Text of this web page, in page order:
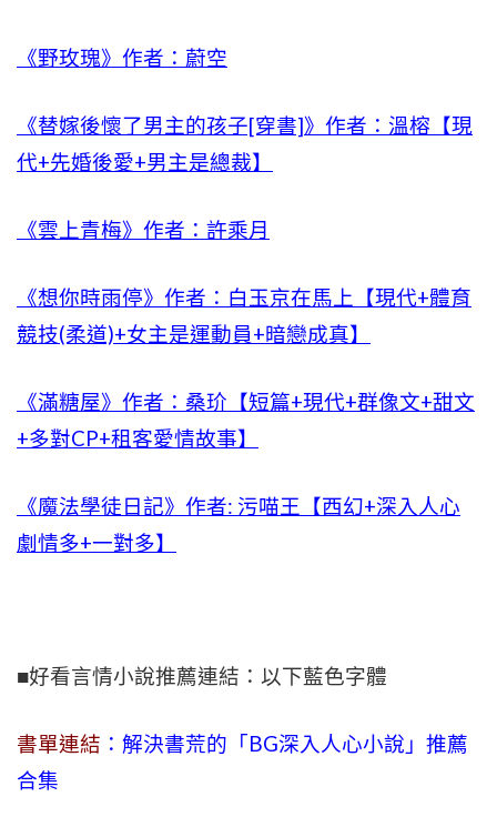
《野玫瑰》作者：蔚空
《替嫁後懷了男主的孩子[穿書]》作者：溫榕【現
代+先婚後愛+男主是總裁】
《雲上青梅》作者：許乘月
《想你時雨停》作者：白玉京在馬上【現代+體育
競技(柔道)+女主是運動員+暗戀成真】
《滿糖屋》作者：桑玠【短篇+現代+群像文+甜文
+多對CP+租客愛情故事】
《魔法學徒日記》作者: 污喵王【西幻+深入人心
劇情多+一對多】
■好看言情小說推薦連結：以下藍色字體
書單連結 ：解決書荒的「BG深入人心小說」推薦
合集